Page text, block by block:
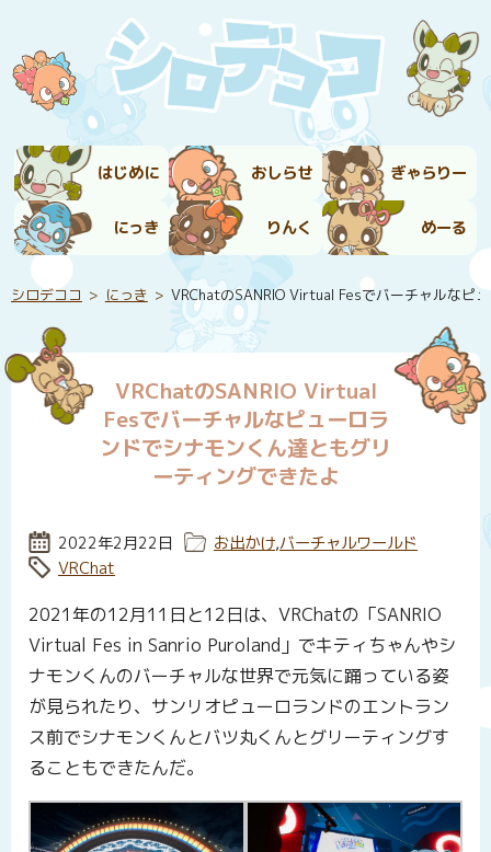
はじめに おしらせ ぎゃらりー
にっき りんく めーる
シロデココ にっき VRChatのSANRIO Virtual Fesでバーチャルなピ
VRChatのSANRIO Virtual
Fesでバーチャルなピューロラ
ンドでシナモンくん達ともグリ
ーティングできたよ
投稿日:
2022年2月22日 カテゴリー:
お出かけ,バーチャルワールド
タグ:
VRChat
2021年の12月11日と12日は、VRChatの「SANRIO
Virtual Fes in Sanrio Puroland」でキティちゃんやシ
ナモンくんのバーチャルな世界で元気に踊っている姿
が見られたり、サンリオピューロランドのエントラン
ス前でシナモンくんとバツ丸くんとグリーティングす
ることもできたんだ。